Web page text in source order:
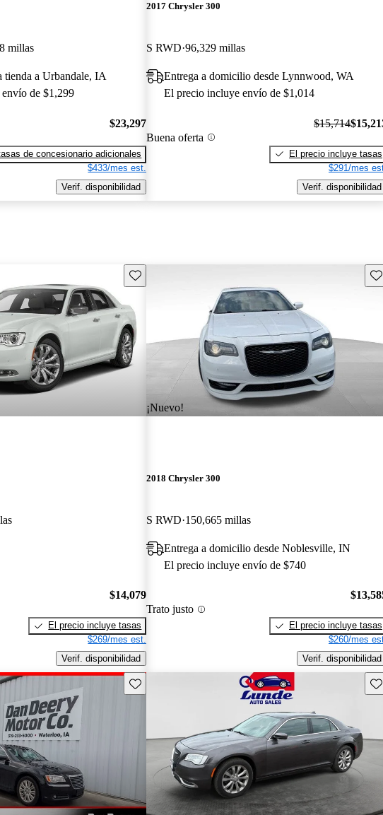
millas
tienda a Urbandale, IA
de $1,299
$23,297
de concesionario adicionales
$433/mes est.
Verif. disponibilidad
2017 Chrysler 300
S RWD 96,329 millas
Entrega a domicilio desde Lynnwood, WA
El precio incluye envío de $1,014
Buena oferta
$15,714
El precio incluye tasas
$291/mes
Verif. disponibilidad
Guarda este Aviso
$14,079
El precio incluye tasas
$269/mes est.
Verif. disponibilidad
¡Nuevo!
2018 Chrysler 300
S RWD 150,665 millas
Entrega a domicilio desde Noblesville, IN
El precio incluye envío de $740
Trato justo
El precio incluye tasas
$260/mes
Verif. disponibilidad
Guarda este Aviso